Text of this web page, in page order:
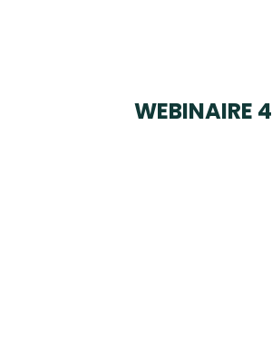
WEBINAIRE 4